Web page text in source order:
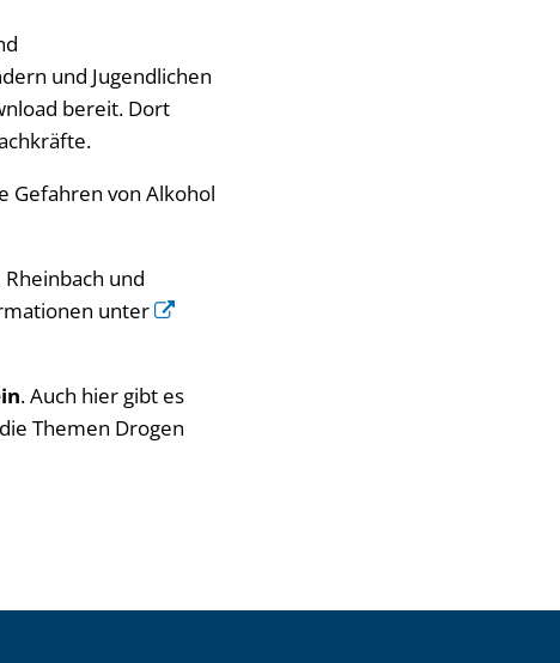
und Jugendlichen
bereit. Dort
Gefahren von Alkohol
und
unter
. Auch hier gibt es
Themen Drogen